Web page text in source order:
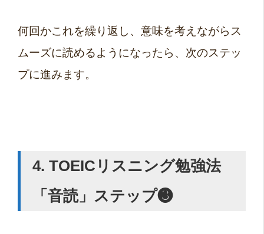
何回かこれを繰り返し、意味を考えながらス
ムーズに読めるようになったら、次のステッ
プに進みます。
4. TOEIC リスニング勉強法
「音読」ステップ❸